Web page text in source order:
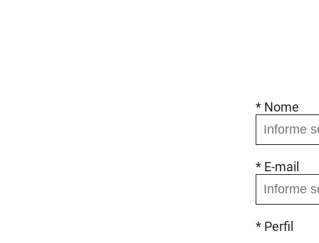
* Nome
* E-mail
* Perfil